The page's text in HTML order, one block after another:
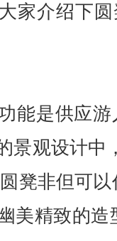
家介绍下
能是供应
景观设计中
凳非但可
美精致的